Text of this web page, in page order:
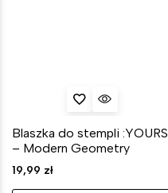
Blaszka do stempli :YOURS
– Modern Geometry
19,99 zł